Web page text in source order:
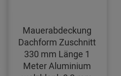
Mauerabdeckung
Dachform Zuschnitt
330 mm Länge 1
Meter Aluminium